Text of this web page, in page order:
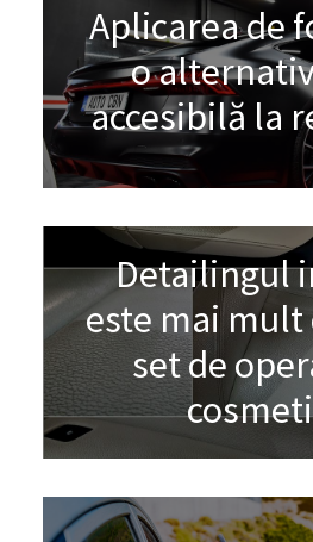
Aplicarea de
o
accesibilă la
Detailingul
este mai mult
set de